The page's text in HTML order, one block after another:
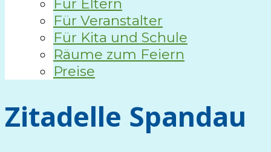
Für Eltern
Für Veranstalter
Für Kita und Schule
Räume zum Feiern
Preise
Zitadelle Spandau